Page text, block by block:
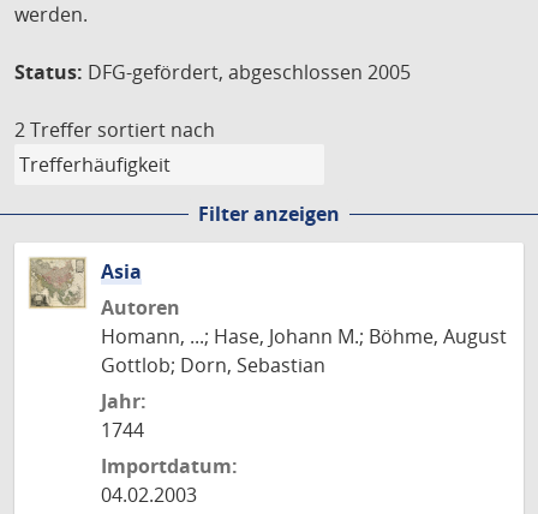
werden.
Status: DFG-gefördert, abgeschlossen 2005
2 Treffer sortiert nach
Filter anzeigen
Asia
Autoren
Homann, ...; Hase, Johann M.; Böhme, August
Gottlob; Dorn, Sebastian
Jahr:
1744
Importdatum:
04.02.2003